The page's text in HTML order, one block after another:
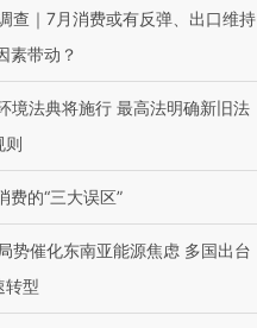
查｜7月消费或有反弹、出口维持
素带动？
境法典将施行 最高法明确新旧法
则
费的“三大误区”
势催化东南亚能源焦虑 多国出台
转型